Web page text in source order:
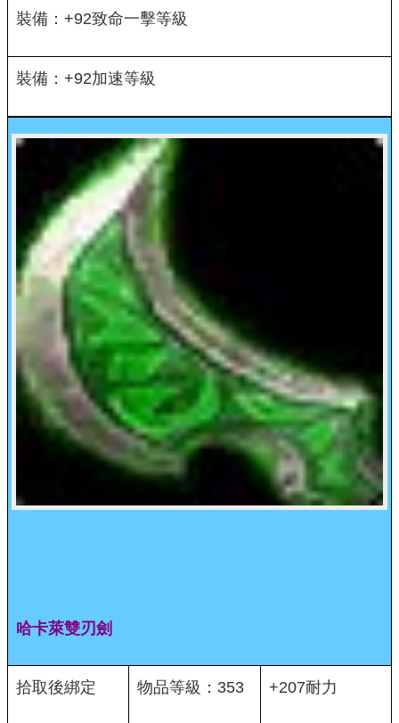
裝備：+92致命一擊等級
裝備：+92加速等級
哈卡萊雙刃劍
拾取後綁定 物品等級：353 +207耐力